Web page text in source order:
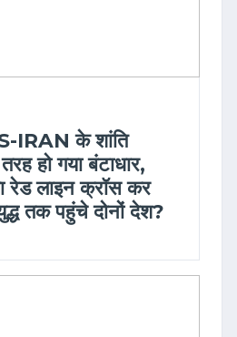
IRAN के शांति
हो गया बंटाधार,
रेड लाइन क्रॉस कर
तक पहुंचे दोनों देश?